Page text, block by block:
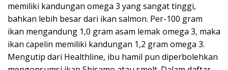
memiliki kandungan omega 3 yang sangat tinggi,
bahkan lebih besar dari ikan salmon. Per-100 gram
ikan mengandung 1,0 gram asam lemak omega 3, maka
ikan capelin memiliki kandungan 1,2 gram omega 3.
Mengutip dari Healthline, ibu hamil pun diperbolehkan